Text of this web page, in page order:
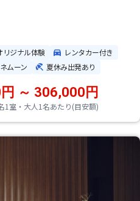
リジナル体験
レンタカー付き
ムーン 夏休み出発あり
1室・大人1名あたり(目安額)
～ 306,000円